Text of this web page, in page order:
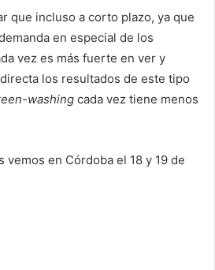
que incluso a corto plazo, ya que
en especial de los
vez es más fuerte en ver y
los resultados de este tipo
washing cada vez tiene menos
vemos en Córdoba el 18 y 19 de